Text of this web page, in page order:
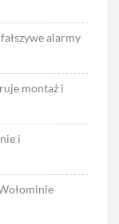
alarmy
montaż i
i